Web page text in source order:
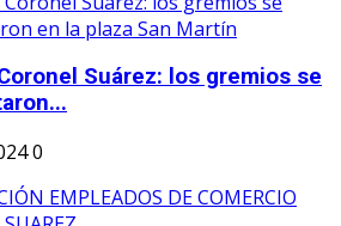
Suárez: los gremios se
0